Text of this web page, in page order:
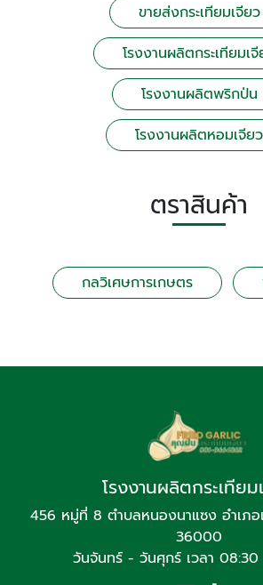
ขายส่งกระเทียมเจียว
โรงงานผลิตกระเทียมเ
โรงงานผลิตพริกป่น
โรงงานผลิตหอมเจียว
ตราสินค้า
กลวิเศษการเกษตร
โรงงานผลิตกระเทียม
456 หมู่ที่ 8 ตำบลหนองนาแซง อำเภ
36000
วันจันทร์ - วันศุกร์ เวลา 08:30